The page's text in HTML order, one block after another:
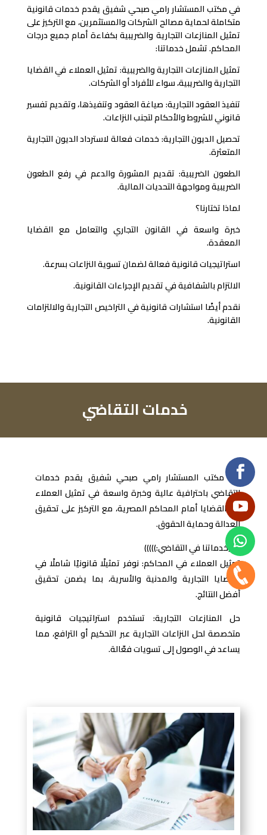
في مكتب المستشار رامي صبحي شفيق يقدم خدمات قانونية
متكاملة لحماية مصالح الشركات والمستثمرين، مع التركيز على
تمثيل المنازعات التجارية والضريبية بكفاءة أمام جميع درجات
المحاكم. تشمل خدماتنا:
تمثيل المنازعات التجارية والضريبية: تمثيل العملاء في القضايا
التجارية والضريبية، سواء للأفراد أو الشركات.
تنفيذ العقود التجارية: صياغة العقود وتنفيذها، وتقديم تفسير
قانوني للشروط والأحكام لتجنب النزاعات.
تحصيل الديون التجارية: خدمات فعالة لاسترداد الديون التجارية
المتعثرة.
الطعون الضريبية: تقديم المشورة والدعم في رفع الطعون
الضريبية ومواجهة التحديات المالية.
لماذا تختارنا؟
خبرة واسعة في القانون التجاري والتعامل مع القضايا
المعقدة.
استراتيجيات قانونية فعالة لضمان تسوية النزاعات بسرعة.
الالتزام بالشفافية في تقديم الإجراءات القانونية.
نقدم أيضًا استشارات قانونية في التراخيص التجارية والالتزامات
القانونية.
خدمات التقاضي
في مكتب المستشار رامي صبحي شفيق يقدم خدمات
التقاضي باحترافية عالية وخبرة واسعة في تمثيل العملاء
في القضايا أمام المحاكم المصرية، مع التركيز على تحقيق
العدالة وحماية الحقوق.
(((((خدماتنا في التقاضي:)))))
تمثيل العملاء في المحاكم: نوفر تمثيلًا قانونيًا شاملًا في
القضايا التجارية والمدنية والأسرية، بما يضمن تحقيق
أفضل النتائج.
حل المنازعات التجارية: تستخدم استراتيجيات قانونية
متخصصة لحل النزاعات التجارية عبر التحكيم أو الترافع، مما
يساعد في الوصول إلى تسويات فعّالة.